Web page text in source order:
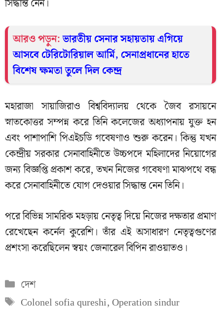
সিদ্ধান্ত নেন।
আরও পড়ুন:ভারতীয় সেনার সহায়তায় এগিয়ে
আসবে টেরিটোরিয়াল আর্মি, সেনাপ্রধানের হাতে
বিশেষ ক্ষমতা তুলে দিল কেন্দ্র
মহারাজা সায়াজিরাও বিশ্ববিদ্যালয় থেকে জৈব রসায়নে
স্নাতকোত্তর সম্পন্ন করে তিনি কলেজের অধ্যাপনায় যুক্ত হন
এবং পাশাপাশি পিএইচডি গবেষণাও শুরু করেন। কিন্তু যখন
কেন্দ্রীয় সরকার সেনাবাহিনীতে উচ্চপদে মহিলাদের নিয়োগের
জন্য বিজ্ঞপ্তি প্রকাশ করে, তখন নিজের গবেষণা মাঝপথে বন্ধ
করে সেনাবাহিনীতে যোগ দেওয়ার সিদ্ধান্ত নেন তিনি।
পরে বিভিন্ন সামরিক মহড়ায় নেতৃত্ব দিয়ে নিজের দক্ষতার প্রমাণ
রেখেছেন কর্নেল কুরেশি। তাঁর এই অসাধারণ নেতৃত্বগুণের
প্রশংসা করেছিলেন স্বয়ং জেনারেল বিপিন রাওয়াতও।
Categories
দেশ
Tags
Colonel sofia qureshi,Operation sindur